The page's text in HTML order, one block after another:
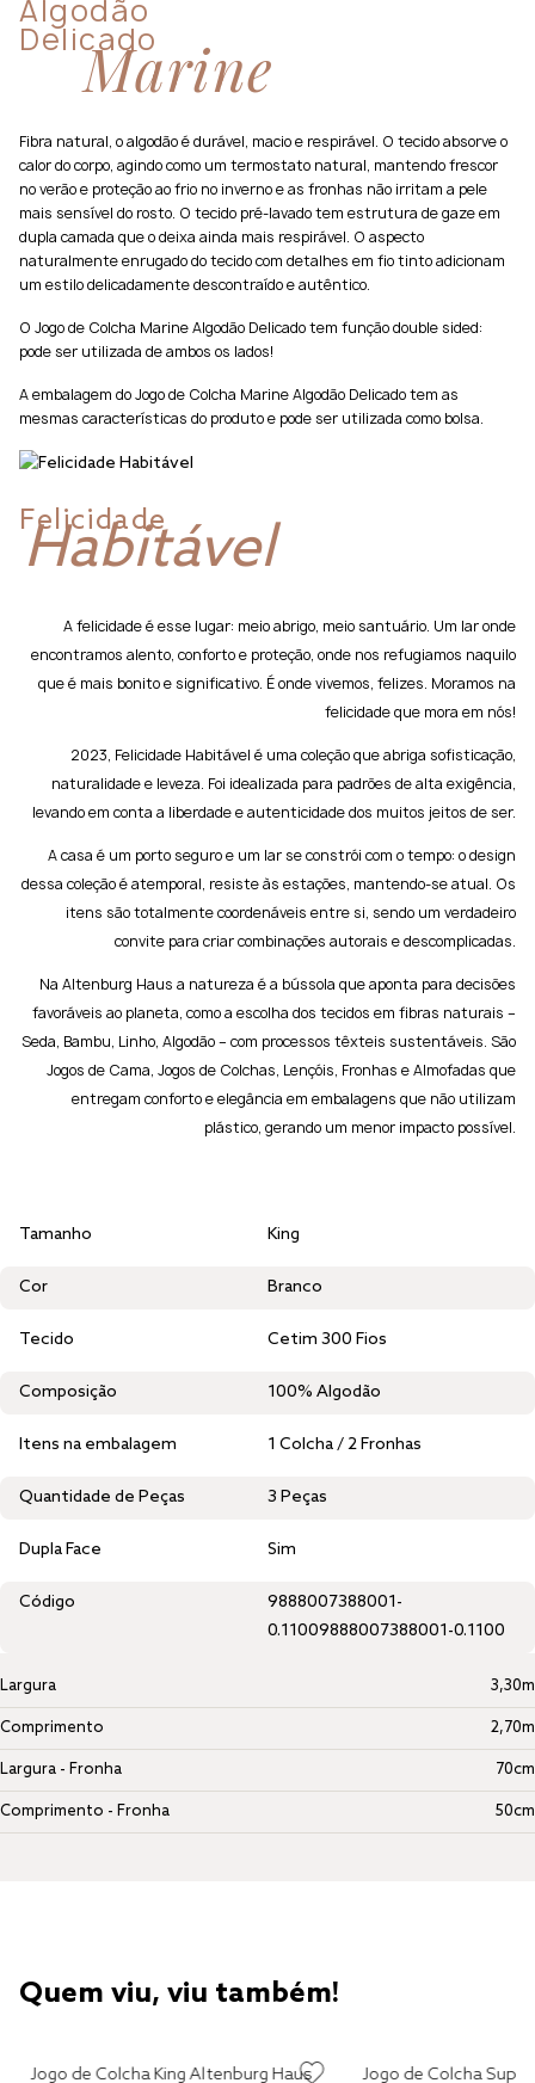
Algodão
Delicado
Marine
Fibra natural, o algodão é durável, macio e respirável. O tecido absorve o
calor do corpo, agindo como um termostato natural, mantendo frescor
no verão e proteção ao frio no inverno e as fronhas não irritam a pele
mais sensível do rosto. O tecido pré-lavado tem estrutura de gaze em
dupla camada que o deixa ainda mais respirável. O aspecto
naturalmente enrugado do tecido com detalhes em fio tinto adicionam
um estilo delicadamente descontraído e autêntico.
O Jogo de Colcha Marine Algodão Delicado tem função double sided:
pode ser utilizada de ambos os lados!
A embalagem do Jogo de Colcha Marine Algodão Delicado tem as
mesmas características do produto e pode ser utilizada como bolsa.
Felicidade
Habitável
A felicidade é esse lugar: meio abrigo, meio santuário. Um lar onde
encontramos alento, conforto e proteção, onde nos refugiamos naquilo
que é mais bonito e significativo. É onde vivemos, felizes. Moramos na
felicidade que mora em nós!
2023, Felicidade Habitável é uma coleção que abriga sofisticação,
naturalidade e leveza. Foi idealizada para padrões de alta exigência,
levando em conta a liberdade e autenticidade dos muitos jeitos de ser.
A casa é um porto seguro e um lar se constrói com o tempo: o design
dessa coleção é atemporal, resiste às estações, mantendo-se atual. Os
itens são totalmente coordenáveis entre si, sendo um verdadeiro
convite para criar combinações autorais e descomplicadas.
Na Altenburg Haus a natureza é a bússola que aponta para decisões
favoráveis ao planeta, como a escolha dos tecidos em fibras naturais –
Seda, Bambu, Linho, Algodão – com processos têxteis sustentáveis. São
Jogos de Cama, Jogos de Colchas, Lençóis, Fronhas e Almofadas que
entregam conforto e elegância em embalagens que não utilizam
plástico, gerando um menor impacto possível.
Tamanho King
Cor Branco
Tecido Cetim 300 Fios
Composição 100% Algodão
Itens na embalagem 1 Colcha / 2 Fronhas
Quantidade de Peças 3 Peças
Dupla Face Sim
Código
9888007388001-
0.11009888007388001-0.1100
Largura 3,30m
Comprimento 2,70m
Largura - Fronha 70cm
Comprimento - Fronha 50cm
Quem viu, viu também!
Jogo de Colcha King Altenburg Haus Jogo de Colcha